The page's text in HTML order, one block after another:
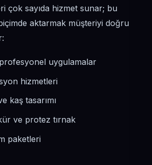
çok sayıda hizmet sunar; bu
aktarmak müşteriyi doğru
profesyonel uygulamalar
hizmetleri
kaş tasarımı
ve protez tırnak
paketleri